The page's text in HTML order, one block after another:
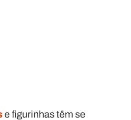
e figurinhas têm se